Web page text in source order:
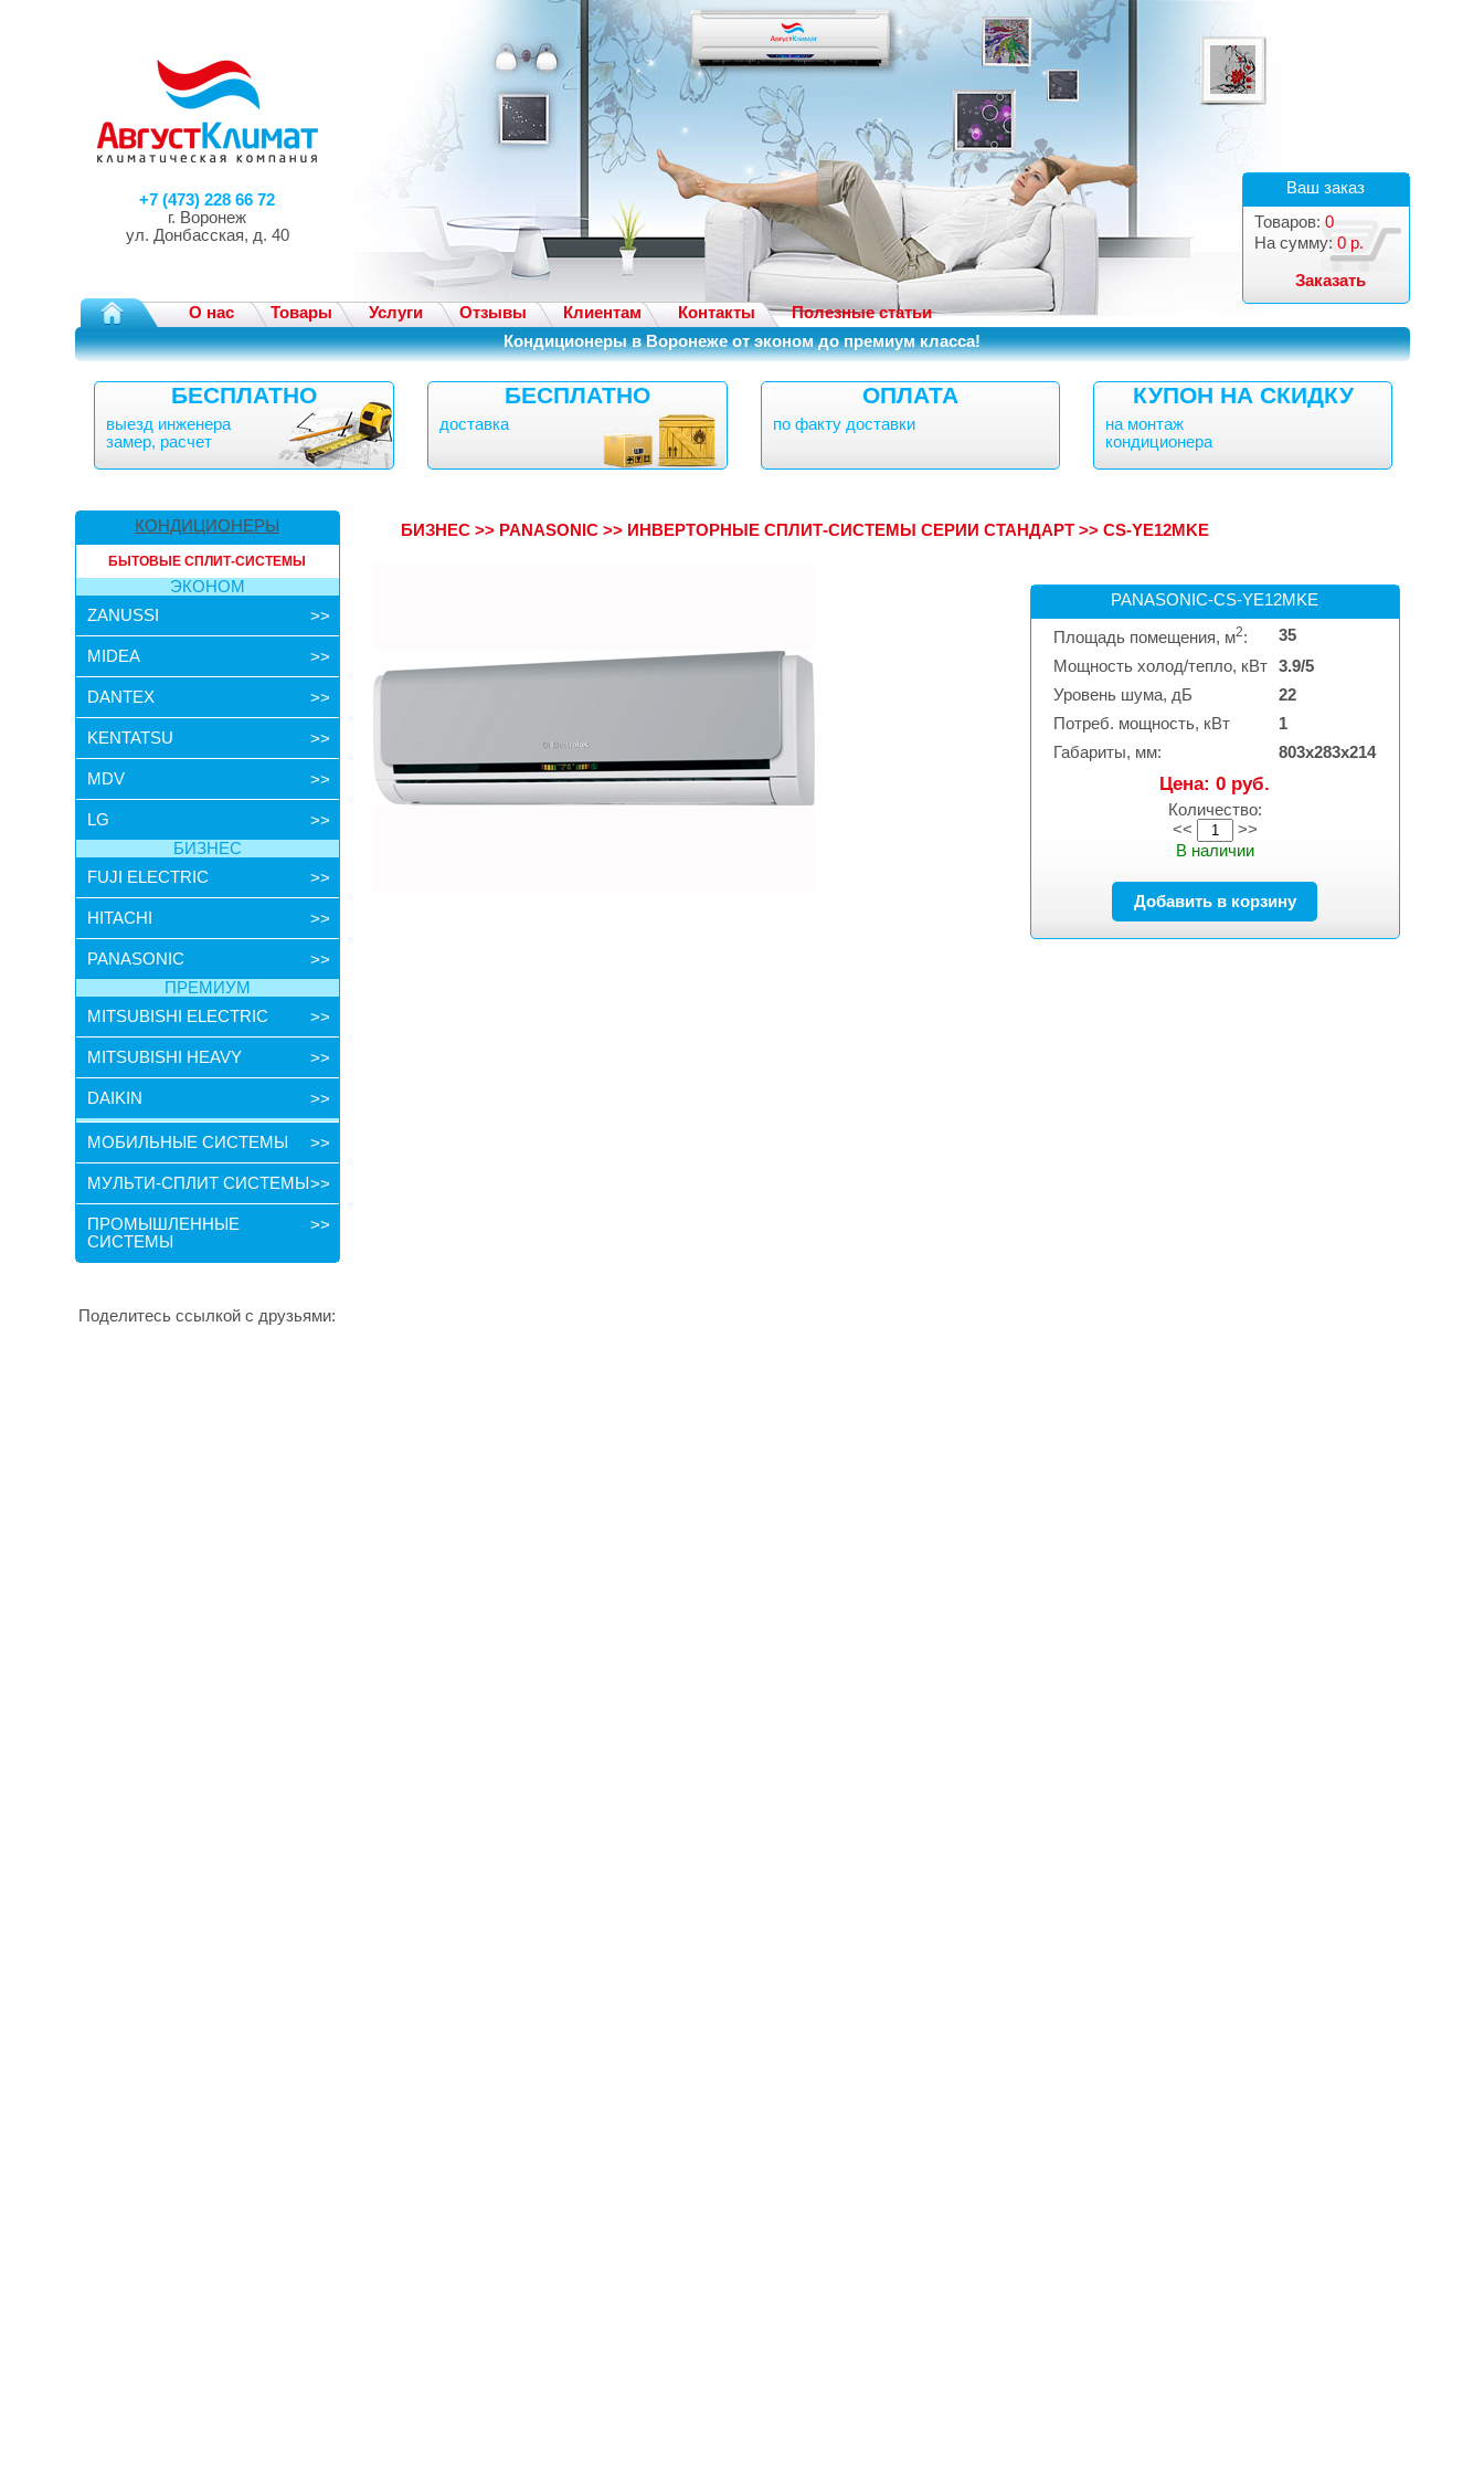
+7 (473) 228 66 72
г. Воронеж
ул. Донбасская, д. 40
Ваш заказ
Товаров: 0
На сумму: 0 р.
Заказать
О нас
Товары Услуги Отзывы Клиентам Контакты
Полезные статьи
Кондиционеры в Воронеже от эконом до премиум класса!
БЕСПЛАТНО
выезд инженера
замер, расчет
БЕСПЛАТНО
доставка
ОПЛАТА
по факту доставки
КУПОН НА СКИДКУ
на монтаж
кондиционера
КОНДИЦИОНЕРЫ
БЫТОВЫЕ СПЛИТ-СИСТЕМЫ
ЭКОНОМ
ZANUSSI
>>
MIDEA >>
DANTEX >>
KENTATSU >>
MDV >>
LG
>>
БИЗНЕС
FUJI ELECTRIC
>>
HITACHI >>
PANASONIC
>>
ПРЕМИУМ
MITSUBISHI ELECTRIC
>>
MITSUBISHI HEAVY >>
DAIKIN >>
МОБИЛЬНЫЕ СИСТЕМЫ >>
МУЛЬТИ-СПЛИТ СИСТЕМЫ >>
ПРОМЫШЛЕННЫЕ
СИСТЕМЫ
>>
Поделитесь ссылкой с друзьями:
БИЗНЕС>> PANASONIC>> ИНВЕРТОРНЫЕ СПЛИТ-СИСТЕМЫ СЕРИИ СТАНДАРТ>> CS-YE12MKE
PANASONIC-CS-YE12MKE
Площадь помещения, м2:
35
Мощность холод/тепло, кВт
3.9/5
Уровень шума, дБ
22
Потреб. мощность, кВт
1
Габариты, мм:
803х283х214
Цена: 0 руб.
Количество:
<<
>>
В наличии
Добавить в корзину